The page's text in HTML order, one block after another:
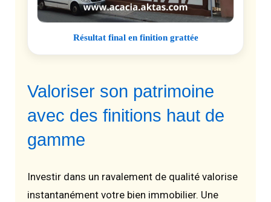
Résultat final en finition grattée
Valoriser son patrimoine
avec des finitions haut de
gamme
Investir dans un ravalement de qualité valorise
instantanément votre bien immobilier. Une